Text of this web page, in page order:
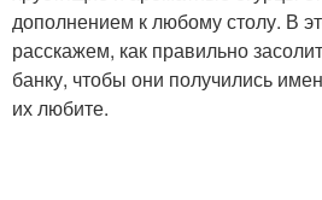
кислотой
Огурцы с ароматными
дополнением к любому столу. В
расскажем, как правильно
банку, чтобы они получились
их любите.